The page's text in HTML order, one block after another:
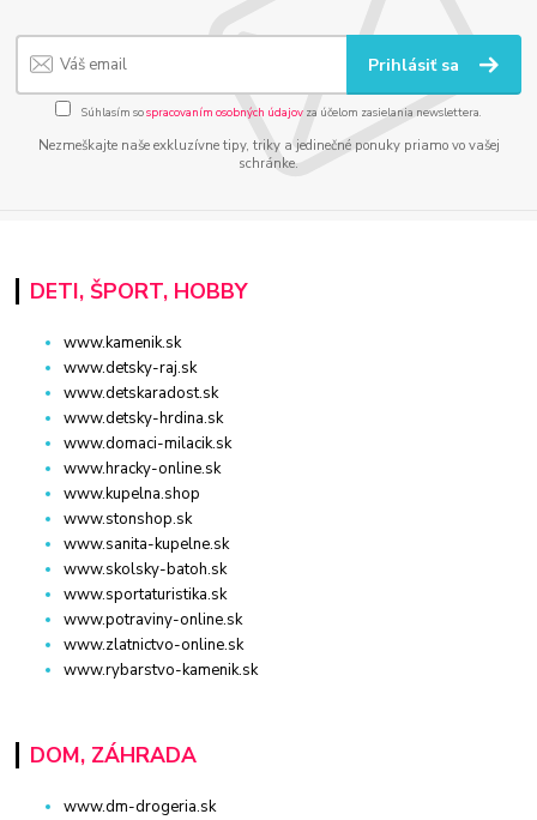
Prihlásiť sa
Súhlasím sospracovaním osobných údajov za účelom zasielania newslettera.
Nezmeškajte naše exkluzívne tipy, triky a jedinečné ponuky priamo vo vašej
schránke.
DETI, ŠPORT, HOBBY
www.kamenik.sk
www.detsky-raj.sk
www.detskaradost.sk
www.detsky-hrdina.sk
www.domaci-milacik.sk
www.hracky-online.sk
www.kupelna.shop
www.stonshop.sk
www.sanita-kupelne.sk
www.skolsky-batoh.sk
www.sportaturistika.sk
www.potraviny-online.sk
www.zlatnictvo-online.sk
www.rybarstvo-kamenik.sk
DOM, ZÁHRADA
www.dm-drogeria.sk